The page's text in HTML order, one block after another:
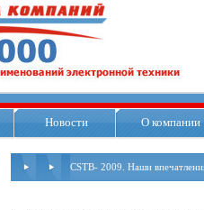
Новости О компании
CSTB- 2009. Наши